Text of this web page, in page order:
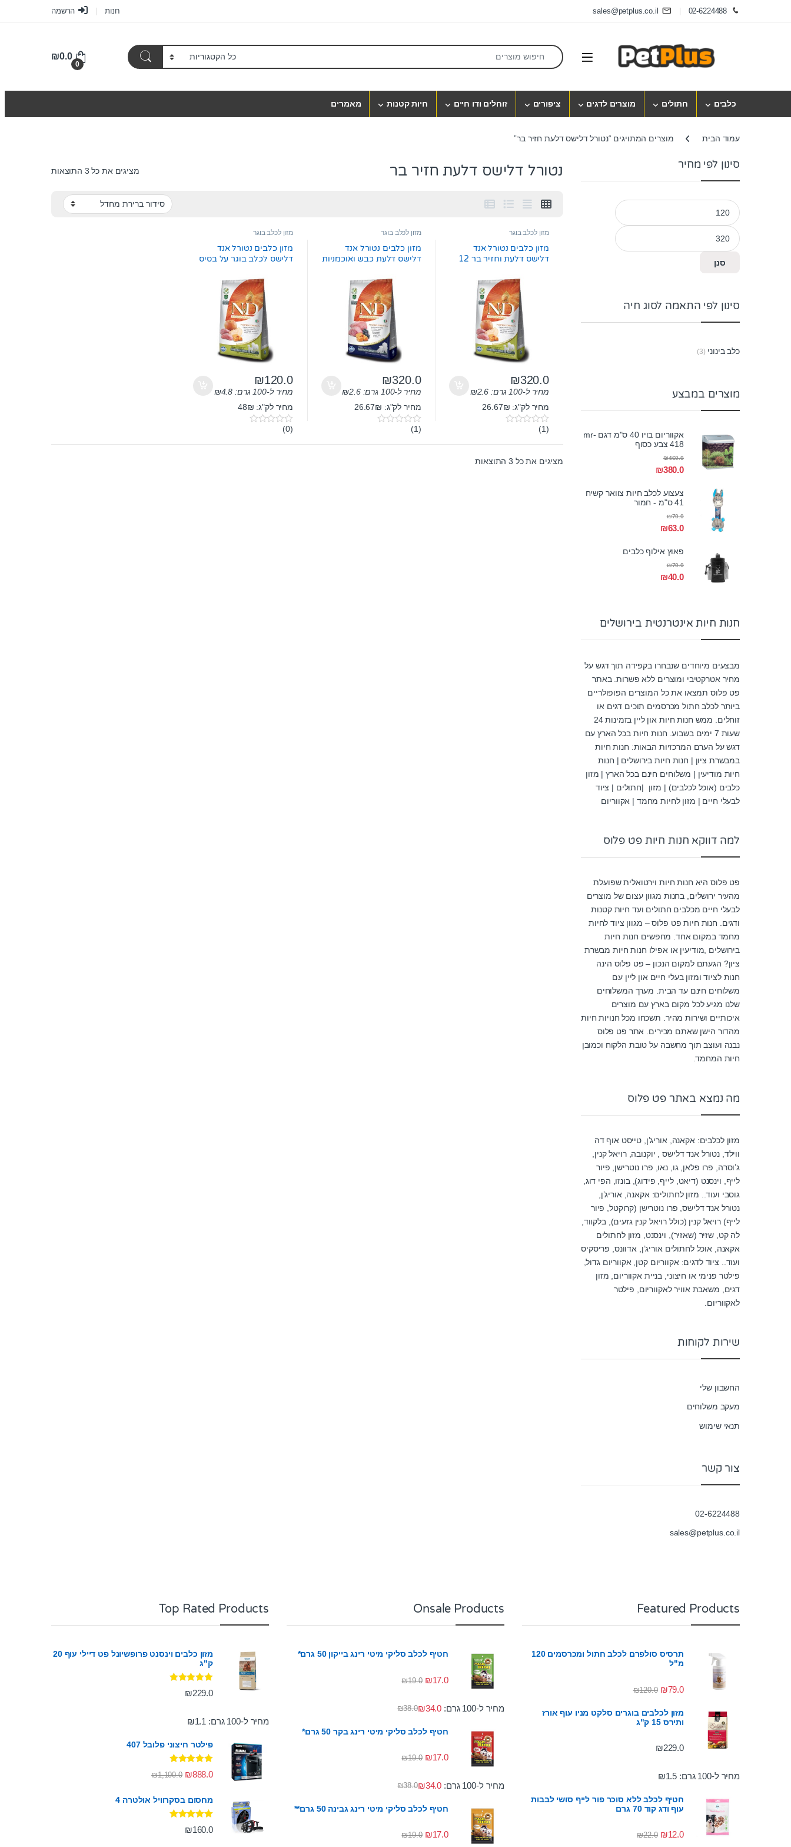
Skip to navigation
02-6224488
sales@petplus.co.il חנות הרשמה
Open
Search for:
0
₪0.0
כלבים חתולים מוצרים לדגים ציפורים זוחלים ודו חיים חיות קטנות מאמרים
עמוד הבית מוצרים המתויגים “נטורל דלישס דלעת חזיר בר”
נטורל דלישס דלעת חזיר בר מציגים את כל ⁦3⁩ התוצאות
מזון לכלב בוגר
מזון כלבים נטורל אנד
דלישס דלעת וחזיר בר 12
₪320.0
מחיר ל-100 גרם: ₪2.6
מחיר לק"ג: 26.67₪
0
u
o
(1)
מזון לכלב בוגר
מזון כלבים נטורל אנד
דלישס דלעת כבש ואוכמניות
₪320.0
מחיר ל-100 גרם: ₪2.6
מחיר לק"ג: 26.67₪
0
u
(1)
מזון לכלב בוגר
מזון כלבים נטורל אנד
דלישס לכלב בוגר על בסיס
₪120.0
מחיר ל-100 גרם: ₪4.8
מחיר לק"ג: 48₪
0
u
(0)
מציגים את כל ⁦3⁩ התוצאות
סינון לפי מחיר
מחיר מינימלי
מחיר מקסימלי
סנן
סינון לפי התאמה לסוג חיה
כלב בינוני (3)
מוצרים במבצע
אקווריום בויו 40 ס"מ דגם mr-
418 צבע כסוף
₪380.0
₪460.0
צעצוע לכלב חיות צוואר קשיח
41 ס"מ - חמור
₪63.0
₪70.0
פאוץ אילוף כלבים
₪40.0
₪70.0
חנות חיות אינטרנטית בירושלים
מבצעים מיוחדים שנבחרו בקפידה תוך דגש על
מחיר אטרקטיבי ומוצרים ללא פשרות. באתר
פט פלוס תמצאו את כל המוצרים הפופולריים
ביותר לכלב חתול מכרסמים תוכים דגים או
זוחלים. ממש חנות חיות און ליין בזמינות 24
שעות 7 ימים בשבוע. חנות חיות בכל הארץ עם
דגש על הערם המרכזיות הבאות: חנות חיות
במבשרת ציון | חנות חיות בירושלים | חנות
חיות מודיעין | משלוחים חינם בכל הארץ | מזון
כלבים (אוכל לכלבים) | מזון |חתולים | ציוד
לבעלי חיים | מזון לחיות מחמד | אקווריום
למה דווקא חנות חיות פט פלוס
פט פלוס היא חנות חיות וירטואלית שפועלת
מהעיר ירושלים, בחנות מגוון עצום של מוצרים
לבעלי חיים מכלבים חתולים ועד חיות קטנות
ודגים. חנות חיות פט פלוס – מגוון ציוד לחיות
מחמד במקום אחד. מחפשים חנות חיות
בירושלים ,מודיעין או אפילו חנות חיות מבשרת
ציון? הגעתם למקום הנכון – פט פלוס הינה
חנות לציוד ומזון בעלי חיים און ליין עם
משלוחים חינם עד הבית. מערך המשלוחים
שלנו מגיע לכל מקום בארץ עם מוצרים
איכותיים ושירות מהיר. תשכחו מכל חנויות חיות
מהדור הישן שאתם מכירים. אתר פט פלוס
נבנה ועוצב תוך מחשבה על טובת הלקוח וכמובן
חיות המחמד.
מה נמצא באתר פט פלוס
מזון לכלבים: אקאנה, אוריג’ן, טייסט אוף דה
ווילד, נטורל אנד דלישס , יוקנובה, רויאל קנין,
ג’וסרה, פרו פלאן, גו, נאו, פרו נוטרישן, פיור
לייף, וינסנט (דיאט, לייף, פידוג), בונזו, הפי דוג,
גוסבי ועוד.. מזון לחתולים: אקאנה, אוריג’ן,
נטורל אנד דלישס, פרו נוטרישן (קרוקטל, פיור
לייף) רויאל קנין (כולל רויאל קנין גזעים), בלקווד,
לה קט, שזיר (שאזיר), וינסנט, מזון לחתולים
אקאנה, אוכל לחתולים אוריג’ן, אדוונס, פריסקיס
ועוד.. ציוד לדגים: אקווריום קטן, אקווריום גדול,
פילטר פנימי או חיצוני, בניית אקווריום, מזון
דגים, משאבת אוויר לאקווריום, פילטר
לאקווריום.
שירות לקוחות
החשבון שלי
מעקב משלוחים
תנאי שימוש
צור קשר
02-6224488
sales@petplus.co.il
Featured Products
תרסיס סולפרם לכלב חתול ומכרסמים 120
מ"ל
₪79.0
₪120.0
מזון לכלבים בוגרים סלקט מניו עוף אורז
ותירס 15 ק"ג
₪229.0
מחיר ל-100 גרם: ₪1.5
חטיף לכלב ללא סוכר פור לייף סושי לבבות
עוף ודג קוד 70 גרם
₪12.0
₪22.0
Onsale Products
חטיף לכלב סליקי מיטי רינג בייקון 50 גרם*
₪17.0
₪19.0
מחיר ל-100 גרם: ₪38.0₪34.0
חטיף לכלב סליקי מיטי רינג בקר 50 גרם*
₪17.0
₪19.0
מחיר ל-100 גרם: ₪38.0₪34.0
חטיף לכלב סליקי מיטי רינג גבינה 50 גרם**
₪17.0
₪19.0
Top Rated Products
מזון כלבים וינסנט פרופשיונל פט דיילי עוף 20
ק"ג
דורג5.00
מתוך 5 ₪229.0
מחיר ל-100 גרם: ₪1.1
פילטר חיצוני פלובל 407
דורג5.00
מתוך 5 ₪888.0
₪1,100.0
מחסום בסקרוויל אולטרה 4
דורג 5.00
מתוך 5 ₪160.0